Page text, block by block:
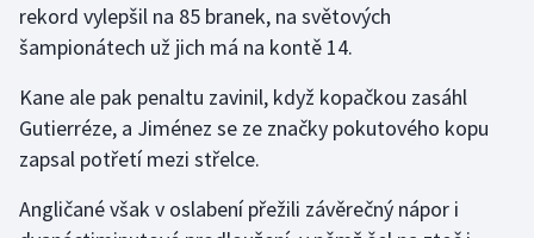
rekord vylepšil na 85 branek, na světových
šampionátech už jich má na kontě 14.
Kane ale pak penaltu zavinil, když kopačkou zasáhl
Gutierréze, a Jiménez se ze značky pokutového kopu
zapsal potřetí mezi střelce.
Angličané však v oslabení přežili závěrečný nápor i